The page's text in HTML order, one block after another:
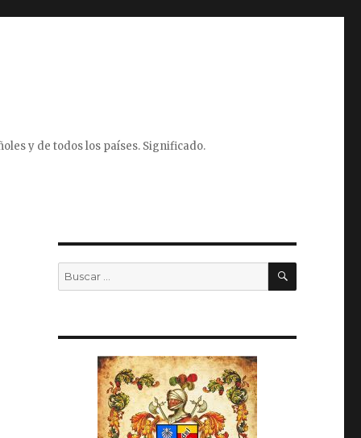
y de todos los países. Significado.
Buscar
por:
BUSCAR